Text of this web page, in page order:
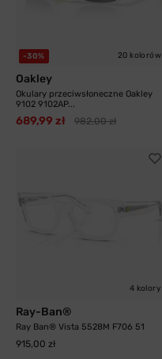
-30% 20 kolorów
Oakley
Okulary przeciwsłoneczne Oakley
9102 9102AP...
689,99 zł 982,00 zł
4 kolory
Ray-Ban®
Ray Ban® Vista 5528M F706 51
915,00 zł